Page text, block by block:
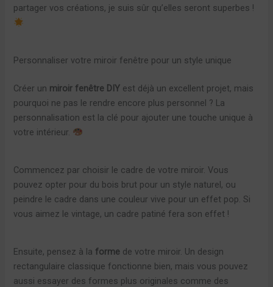
partager vos créations, je suis sûr qu’elles seront superbes !
Personnaliser votre miroir fenêtre pour un style unique
Créer un miroir fenêtre DIY est déjà un excellent projet, mais
pourquoi ne pas le rendre encore plus personnel ? La
personnalisation est la clé pour ajouter une touche unique à
votre intérieur.
Commencez par choisir le cadre de votre miroir. Vous
pouvez opter pour du bois brut pour un style naturel, ou
peindre le cadre dans une couleur vive pour un effet pop. Si
vous aimez le vintage, un cadre patiné fera son effet !
Ensuite, pensez à la forme de votre miroir. Un design
rectangulaire classique fonctionne bien, mais vous pouvez
aussi essayer des formes plus originales comme des